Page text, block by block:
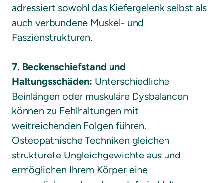
adressiert sowohl das Kiefergelenk selbst als
auch verbundene Muskel- und
Faszienstrukturen.
7. Beckenschiefstand und
Haltungsschäden: Unterschiedliche
Beinlängen oder muskuläre Dysbalancen
können zu Fehlhaltungen mit
weitreichenden Folgen führen.
Osteopathische Techniken gleichen
strukturelle Ungleichgewichte aus und
ermöglichen Ihrem Körper eine